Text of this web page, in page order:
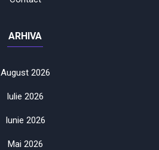
ARHIVA
August 2026
Iulie 2026
Iunie 2026
Mai 2026